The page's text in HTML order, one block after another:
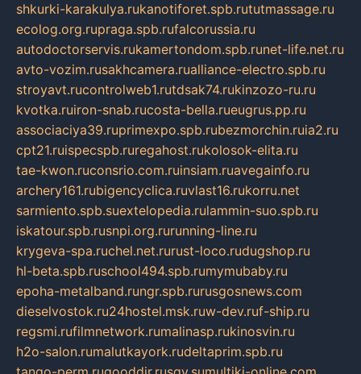
shkurki-karakulya.rukanotiforet.spb.rututmassage.ru
ecolog.org.rupraga.spb.rufalcorussia.ru
autodoctorservis.rukamertondom.spb.runet-life.net.ru
avto-vozim.rusakhcamera.rualliance-electro.spb.ru
stroyavt.rucontrolweb1.rutdsak74.rukinzozo-ru.ru
kvotka.ruiron-snab.rucosta-bella.rueugrus.pp.ru
associaciya39.ruprimexpo.spb.rubezmorchin.ruia2.ru
cpt21.ruispecspb.ruregahost.rukolosok-elita.ru
tae-kwon.ruconsrio.com.ruinsiam.ruavegainfo.ru
archery161.rubigencyclica.ruvlast16.rukorru.net
sarmiento.spb.suextelopedia.rulammin-suo.spb.ru
iskatour.spb.rusnpi.org.rurunning-line.ru
krygeva-spa.ruchel.net.rurust-loco.rudugshop.ru
hl-beta.spb.ruschool494.spb.rumymubaby.ru
epoha-metalband.rungr.spb.rurusgosnews.com
dieselvostok.ru24hostel.msk.ruw-dev.ruf-ship.ru
regsmi.rufilmnetwork.rumalinasp.rukinosvin.ru
h2o-salon.rumalutkayork.rudeltaprim.spb.ru